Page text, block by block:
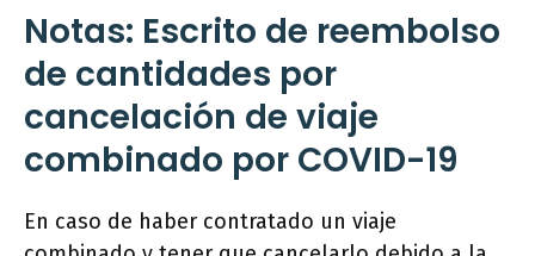
Notas: Escrito de reembolso
de cantidades por
cancelación de viaje
combinado por COVID-19
En caso de haber contratado un viaje